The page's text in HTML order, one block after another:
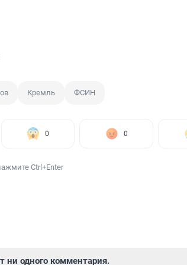
Кремль ФСИН
0 0
Ctrl+Enter
ни одного комментария.